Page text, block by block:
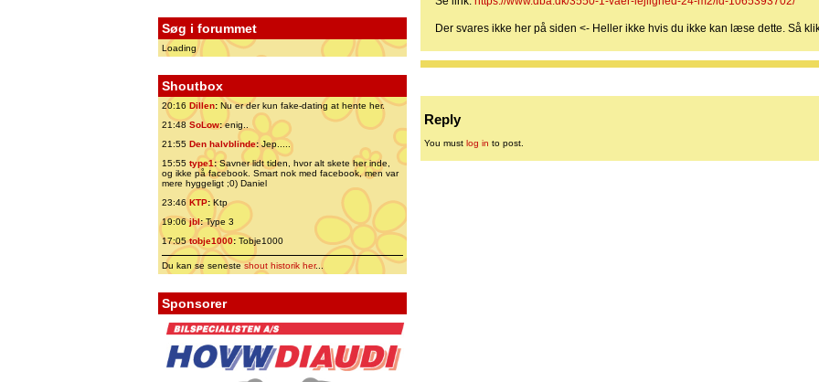
Søg i forummet
Loading
Shoutbox
20:16 Dillen: Nu er der kun fake-dating at hente her.
21:48 SoLow:enig..
21:55 Den halvblinde:Jep.....
15:55 type1:Savner lidt tiden, hvor alt skete her inde,
og ikke på facebook. Smart nok med facebook, men var
mere hyggeligt ;0) Daniel
23:46 KTP:Ktp
19:06jbl:Type 3
17:05tobje1000: Tobje1000
Du kan se senesteshout historik her...
Sponsorer
Der svares ikke her på siden <- Heller ikke hvis du ikke kan læse dette. Så
Reply
You must log in to post.